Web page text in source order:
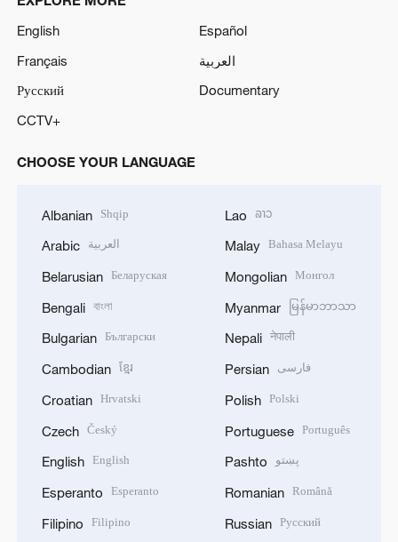
English
Español
Français
العربية
Русский
Documentary
CCTV+
CHOOSE YOUR LANGUAGE
Albanian Shqip
Arabic العربية
Belarusian Беларуская
Bengali বাংলা
Bulgarian Български
Cambodian ខ្មែរ
Croatian Hrvatski
Czech Český
English English
Esperanto Esperanto
Filipino Filipino
Lao ລາວ
Malay Bahasa Melayu
Mongolian Монгол
Myanmar မြန်မာဘာသာ
Nepali नेपाली
Persian فارسی
Polish Polski
Portuguese Português
Pashto پښتو
Romanian Română
Russian Русский